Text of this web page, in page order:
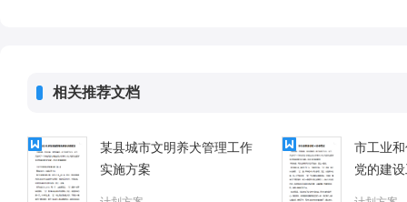
相关推荐文档
某县城市文明养犬管理工作
实施方案
市工业
党的建